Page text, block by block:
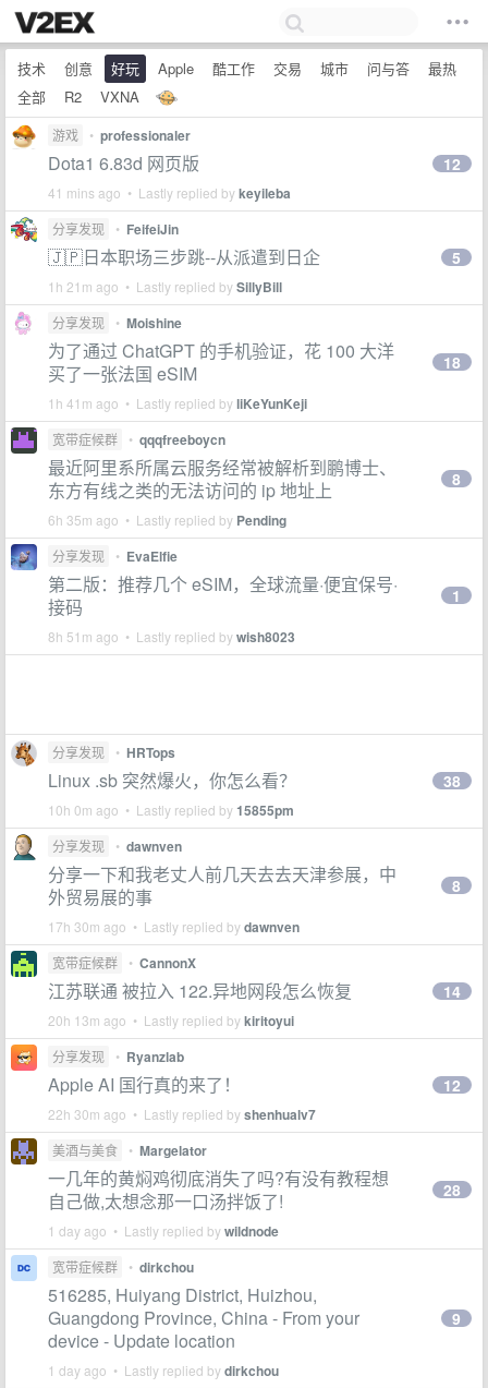
技术 创意 好玩 Apple 酷工作 交易 城市 问与答
最热
全部
R2 VXNA
游戏 • professionaler
Dota1 6.83d 网页版
41 mins ago • Lastly replied bykeyileba
12
分享发现 • FeifeiJin
🇯🇵日本职场三步跳--从派遣到日企
1h 21m ago • Lastly replied bySillyBill
5
分享发现 • Moishine
为了通过 ChatGPT 的手机验证，花 100 大洋
买了一张法国 eSIM
1h 41m ago • Lastly replied byliKeYunKeji
18
宽带症候群 • qqqfreeboycn
最近阿里系所属云服务经常被解析到鹏博士、
东方有线之类的无法访问的 ip 地址上
6h 35m ago • Lastly replied by Pending
8
分享发现 • EvaElfie
第二版：推荐几个 eSIM，全球流量·便宜保号·
接码
8h 51m ago • Lastly replied bywish8023
1
分享发现 • HRTops
Linux .sb 突然爆火，你怎么看？
10h 0m ago • Lastly replied by15855pm
38
分享发现 • dawnven
分享一下和我老丈人前几天去去天津参展，中
外贸易展的事
17h 30m ago • Lastly replied bydawnven
8
宽带症候群 • CannonX
江苏联通 被拉入 122.异地网段怎么恢复
20h 13m ago • Lastly replied bykiritoyui
14
分享发现 • Ryanzlab
Apple AI 国行真的来了！
22h 30m ago • Lastly replied byshenhualv7
12
美酒与美食 • Margelator
一几年的黄焖鸡彻底消失了吗?有没有教程想
自己做,太想念那一口汤拌饭了!
1 day ago • Lastly replied bywildnode
28
宽带症候群 • dirkchou
516285, Huiyang District, Huizhou,
Guangdong Province, China - From your
device - Update location
1 day ago • Lastly replied bydirkchou
9